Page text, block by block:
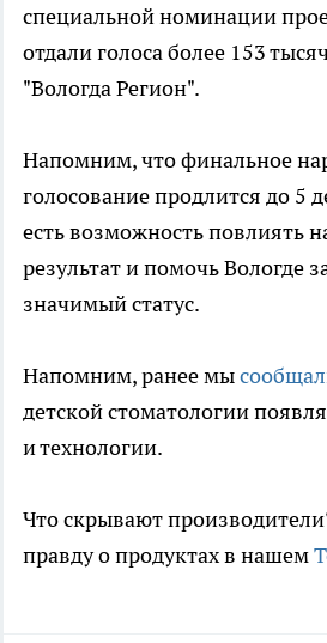
специальной номинации
отдали голоса более 153
"Вологда Регион".
Напомним, что финальное
голосование продлится до 5
есть возможность повлиять
результат и помочь Вологде
значимый статус.
Напомним, ранее мы
детской стоматологии
и технологии.
Что скрывают
правду о продуктах в нашем